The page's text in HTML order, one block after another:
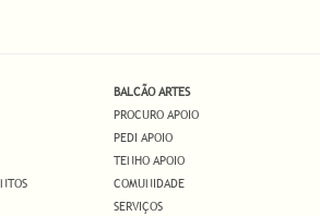
BALCÃO ARTES
PROCURO APOIO
PEDI APOIO
TENHO APOIO
COMUNIDADE
SERVIÇOS